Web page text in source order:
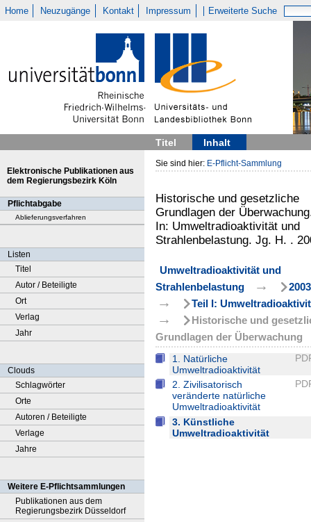
Home Neuzugänge Kontakt Impressum Erweiterte Suche
Titel Inhalt
Elektronische Publikationen aus
dem Regierungsbezirk Köln
Pflichtabgabe
Ablieferungsverfahren
Listen
Titel
Autor / Beteiligte
Ort
Verlag
Jahr
Clouds
Schlagwörter
Orte
Autoren / Beteiligte
Verlage
Jahre
Weitere E-Pflichtsammlungen
Publikationen aus dem
Regierungsbezirk Düsseldorf
Sie sind hier: E-Pflicht-Sammlung
Historische und gesetzliche
Grundlagen der
In: Umweltradioaktivität und
Strahlenbelastung. Jg. H. .
Umweltradioaktivität und
Strahlenbelastung
→ 2003
→ Teil I:
→
Historische und
Grundlagen der Überwachung
1. Natürliche
Umweltradioaktivität
2. Zivilisatorisch
veränderte natürliche
Umweltradioaktivität
3. Künstliche
Umweltradioaktivität